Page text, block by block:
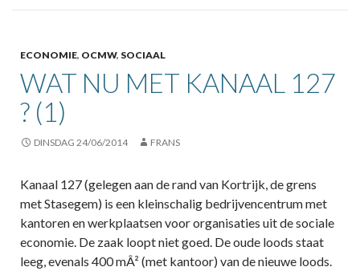
ECONOMIE, OCMW, SOCIAAL
WAT NU MET KANAAL 127
? (1)
DINSDAG 24/06/2014 FRANS
Kanaal 127 (gelegen aan de rand van Kortrijk, de grens
met Stasegem) is een kleinschalig bedrijvencentrum met
kantoren en werkplaatsen voor organisaties uit de sociale
economie. De zaak loopt niet goed. De oude loods staat
leeg, evenals 400 mÂ² (met kantoor) van de nieuwe loods.